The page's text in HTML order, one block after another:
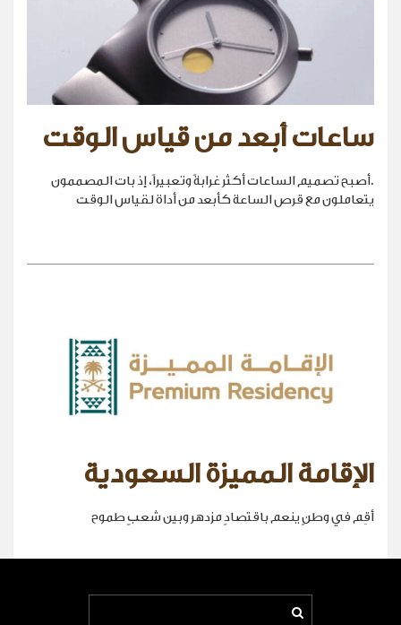
ساعات أبعد من قياس الوقت
.أصبح تصميم الساعات أكثر غرابةً وتعبيراً، إذ بات المصممون
يتعاملون مع قرص الساعة كأبعد من أداة لقياس الوقت
الإقامة المميزة السعودية
أقِم في وطنٍ ينعم باقتصادٍ مزدهر وبين شعبٍ طموح